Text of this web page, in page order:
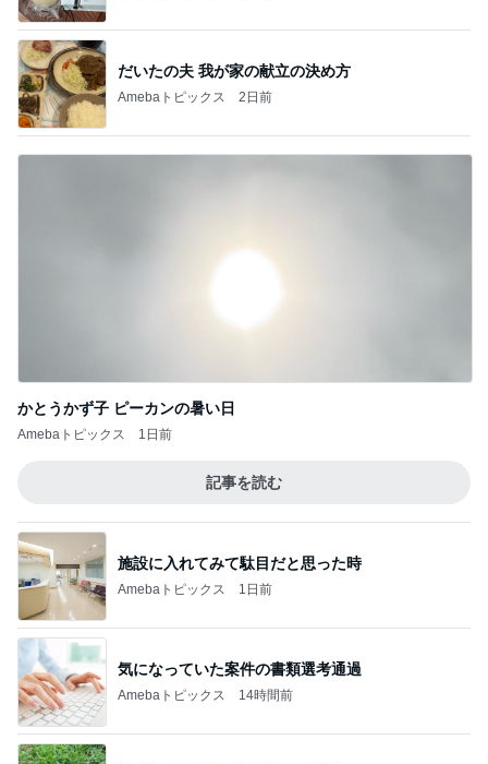
だいたの夫 我が家の献立の決め方
Amebaトピックス 2日前
かとうかず子 ピーカンの暑い日
Amebaトピックス 1日前
記事を読む
施設に入れてみて駄目だと思った時
Amebaトピックス 1日前
気になっていた案件の書類選考通過
Amebaトピックス 14時間前